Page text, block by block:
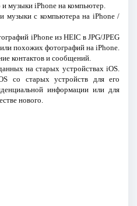
музыки iPhone на компьютер.
музыки с компьютера на iPhone /
iPhone из HEIC в JPG/JPEG
похожих фотографий на iPhone.
контактов и сообщений.
на старых устройствах iOS.
со старых устройств для его
информации или для
нового.